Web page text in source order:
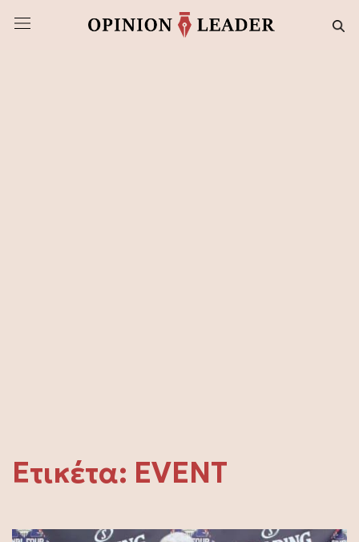
Ετικέτα: EVENT